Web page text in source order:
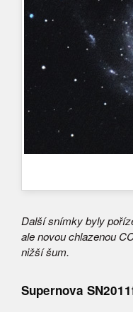
Další snímky byly
ale novou chlazenou
nižší šum.
Supernova